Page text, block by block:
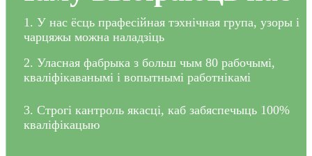
1. У нас ёсць прафесійная тэхнічная група, узоры і
чарцяжы можна наладзіць
2. Уласная фабрыка з больш чым 80 рабочымі,
кваліфікаванымі і вопытнымі работнікамі
3. Строгі кантроль якасці, каб забяспечыць 100%
кваліфікацыю